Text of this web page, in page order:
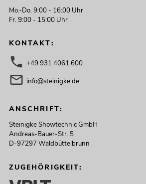
Mo.-Do. 9:00 - 16:00 Uhr
Fr. 9:00 - 15:00 Uhr
KONTAKT:
+49 931 4061 600
info@steinigke.de
ANSCHRIFT:
Steinigke Showtechnic GmbH
Andreas-Bauer-Str. 5
D-97297 Waldbüttelbrunn
ZUGEHÖRIGKEIT: